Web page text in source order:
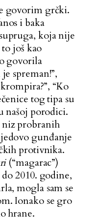
govorim grčki.
i baka
koja nije
još kao
govorila
spreman!”,
“Ko
tog tipa su
našoj porodici.
niz probranih
gunđanje
protivnika.
(“magarac”)
2010. godine,
mogla sam se
Ionako se gro
hrane.